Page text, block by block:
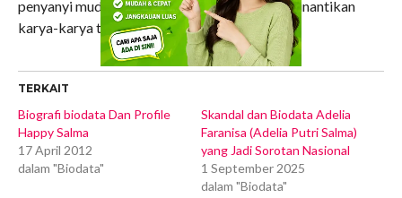
penyanyi muda yang paling diperhatikan dan dinantikan
karya-karya terbarunya.
TERKAIT
Biografi biodata Dan Profile
Happy Salma
17 April 2012
dalam "Biodata"
Skandal dan Biodata Adelia
Faranisa (Adelia Putri Salma)
yang Jadi Sorotan Nasional
1 September 2025
dalam "Biodata"